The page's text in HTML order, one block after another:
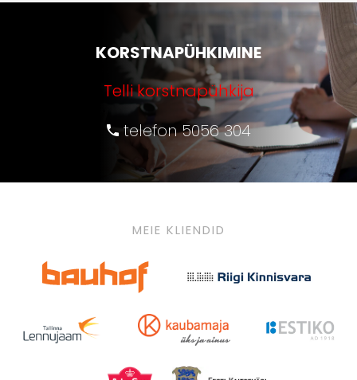
KORSTNAPÜHKIMINE
Telli korstnapühkija
telefon 5056 304
MEIE KLIENDID